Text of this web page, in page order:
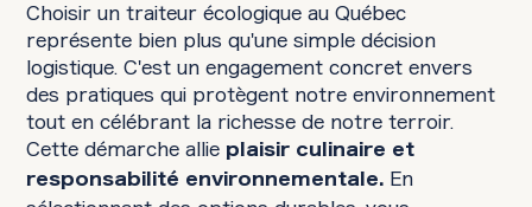
Choisir un traiteur écologique au Québec
représente bien plus qu'une simple décision
logistique. C'est un engagement concret envers
des pratiques qui protègent notre environnement
tout en célébrant la richesse de notre terroir.
Cette démarche allie plaisir culinaire et
responsabilité environnementale. En